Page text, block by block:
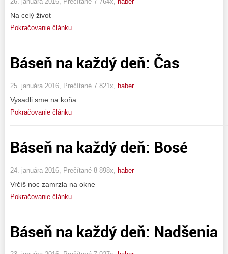
Na celý život
Pokračovanie článku
Báseň na každý deň: Čas
25. januára 2016, Prečítané 7 821x, haber
Vysadli sme na koňa
Pokračovanie článku
Báseň na každý deň: Bosé
24. januára 2016, Prečítané 8 898x, haber
Vrčíš noc zamrzla na okne
Pokračovanie článku
Báseň na každý deň: Nadšenia